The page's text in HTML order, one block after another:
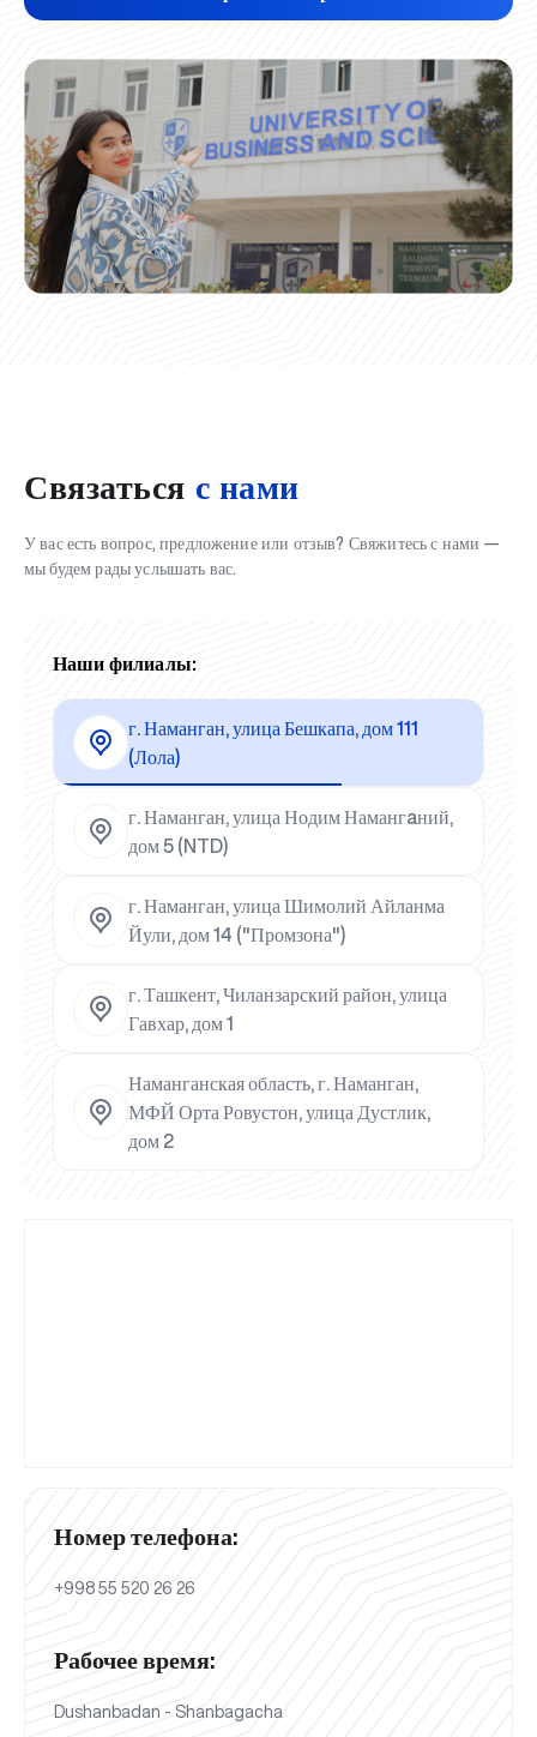
Связаться с нами
У вас есть вопрос, предложение или отзыв? Свяжитесь с нами —
мы будем рады услышать вас.
Наши филиалы:
г. Наманган, улица Бешкапа, дом 111
(Лола)
г. Наманган, улица Нодим Намангaний,
дом 5 (NTD)
г. Наманган, улица Шимолий Айланма
Йули, дом 14 ("Промзона")
г. Ташкент, Чиланзарский район, улица
Гавхар, дом 1
Наманганская область, г. Наманган,
МФЙ Орта Ровустон, улица Дустлик,
дом 2
Номер телефона:
+998 55 520 26 26
Рабочее время:
Dushanbadan - Shanbagacha